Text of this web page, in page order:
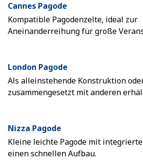
Cannes Pagode
Kompatible Pagodenzelte, ideal zur
Aneinanderreihung für große
London Pagode
Als alleinstehende Konstruktion
zusammengesetzt mit anderen
Nizza Pagode
Kleine leichte Pagode mit
einen schnellen Aufbau.